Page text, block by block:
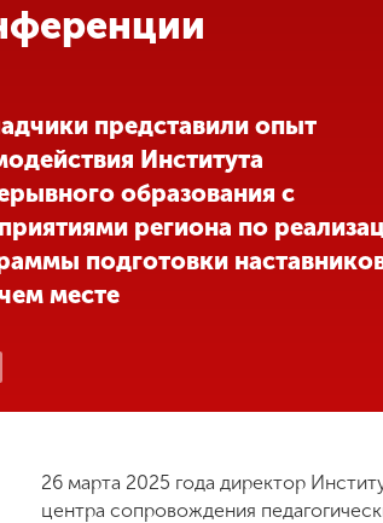
представили опыт
Института
образования с
региона по
подготовки
месте
26 марта 2025 года директор
центра сопровождения